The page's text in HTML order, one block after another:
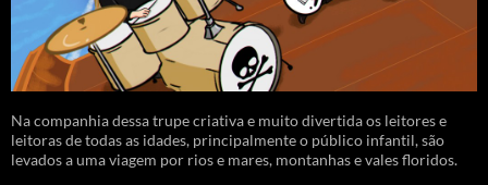
Na companhia dessa trupe criativa e muito divertida os leitores e
leitoras de todas as idades, principalmente o público infantil, são
levados a uma viagem por rios e mares, montanhas e vales floridos.